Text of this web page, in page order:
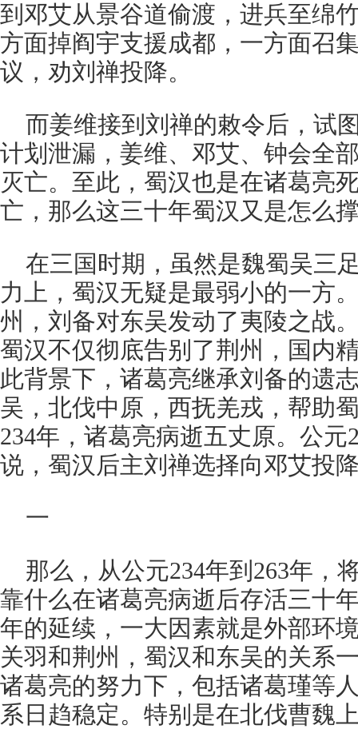
到邓艾从景谷道偷渡，进兵至绵
方面掉阎宇支援成都，一方面召
议，劝刘禅投降。
而姜维接到刘禅的敕令后，试
计划泄漏，姜维、邓艾、钟会全
灭亡。至此，蜀汉也是在诸葛亮
亡，那么这三十年蜀汉又是怎么
在三国时期，虽然是魏蜀吴三
力上，蜀汉无疑是最弱小的一方
州，刘备对东吴发动了夷陵之战
蜀汉不仅彻底告别了荆州，国内
此背景下，诸葛亮继承刘备的遗
吴，北伐中原，西抚羌戎，帮助
234年，诸葛亮病逝五丈原。公元
说，蜀汉后主刘禅选择向邓艾投
一
那么，从公元234年到263年，
靠什么在诸葛亮病逝后存活三十
年的延续，一大因素就是外部环
关羽和荆州，蜀汉和东吴的关系
诸葛亮的努力下，包括诸葛瑾等
系日趋稳定。特别是在北伐曹魏